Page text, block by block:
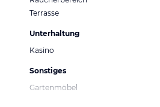
Terrasse
Unterhaltung
Kasino
Sonstiges
Gartenmöbel